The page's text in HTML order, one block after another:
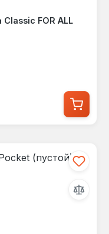
FOR ALL